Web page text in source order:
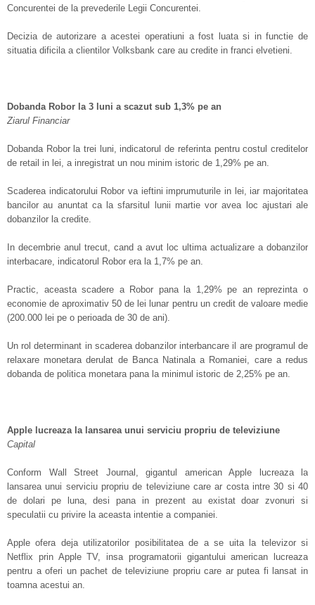
Concurentei de la prevederile Legii Concurentei.
Decizia de autorizare a acestei operatiuni a fost luata si in functie de
situatia dificila a clientilor Volksbank care au credite in franci elvetieni.
Dobanda Robor la 3 luni a scazut sub 1,3% pe an
Ziarul Financiar
Dobanda Robor la trei luni, indicatorul de referinta pentru costul creditelor
de retail in lei, a inregistrat un nou minim istoric de 1,29% pe an.
Scaderea indicatorului Robor va ieftini imprumuturile in lei, iar majoritatea
bancilor au anuntat ca la sfarsitul lunii martie vor avea loc ajustari ale
dobanzilor la credite.
In decembrie anul trecut, cand a avut loc ultima actualizare a dobanzilor
interbacare, indicatorul Robor era la 1,7% pe an.
Practic, aceasta scadere a Robor pana la 1,29% pe an reprezinta o
economie de aproximativ 50 de lei lunar pentru un credit de valoare medie
(200.000 lei pe o perioada de 30 de ani).
Un rol determinant in scaderea dobanzilor interbancare il are programul de
relaxare monetara derulat de Banca Natinala a Romaniei, care a redus
dobanda de politica monetara pana la minimul istoric de 2,25% pe an.
Apple lucreaza la lansarea unui serviciu propriu de televiziune
Capital
Conform Wall Street Journal, gigantul american Apple lucreaza la
lansarea unui serviciu propriu de televiziune care ar costa intre 30 si 40
de dolari pe luna, desi pana in prezent au existat doar zvonuri si
speculatii cu privire la aceasta intentie a companiei.
Apple ofera deja utilizatorilor posibilitatea de a se uita la televizor si
Netflix prin Apple TV, insa programatorii gigantului american lucreaza
pentru a oferi un pachet de televiziune propriu care ar putea fi lansat in
toamna acestui an.